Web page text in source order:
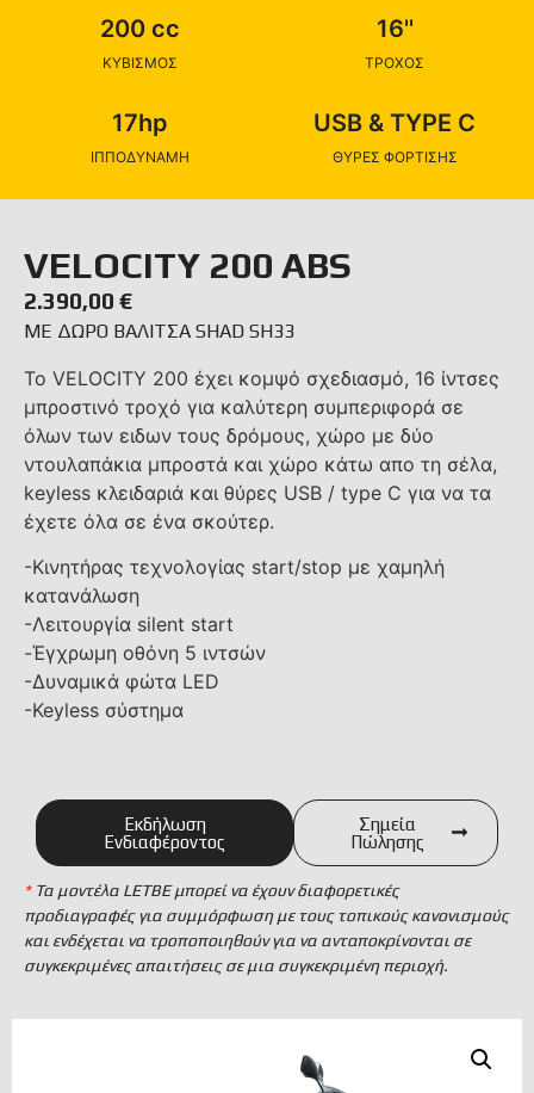
200 cc
ΚΥΒΙΣΜΟΣ
16''
ΤΡΟΧΟΣ
17hp
ΙΠΠΟΔΥΝΑΜΗ
USB & TYPE C
ΘΥΡΕΣ ΦΟΡΤΙΣΗΣ
VELOCITY 200 ABS
2.390,00 €
ΜΕ ΔΩΡΟ ΒΑΛΙΤΣΑ SHAD SH33
To VELOCITY 200 έχει κομψό σχεδιασμό, 16 ίντσες
μπροστινό τροχό για καλύτερη συμπεριφορά σε
όλων των ειδων τους δρόμους, χώρο με δύο
ντουλαπάκια μπροστά και χώρο κάτω απο τη σέλα,
keyless κλειδαριά και θύρες USB / type C για να τα
έχετε όλα σε ένα σκούτερ.
-Κινητήρας τεχνολογίας start/stop με χαμηλή
κατανάλωση
-Λειτουργία silent start
-Έγχρωμη οθόνη 5 ιντσών
-Δυναμικά φώτα LED
-Keyless σύστημα
Εκδήλωση
Ενδιαφέροντος
Σημεία
Πώλησης
*Τα μοντέλα LETBE μπορεί να έχουν διαφορετικές
προδιαγραφές για συμμόρφωση με τους τοπικούς κανονισμούς
και ενδέχεται να τροποποιηθούν για να ανταποκρίνονται σε
συγκεκριμένες απαιτήσεις σε μια συγκεκριμένη περιοχή.